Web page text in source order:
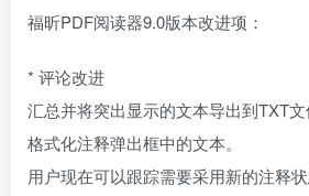
福昕PDF阅读器9.0版本改进项：
* 评论改进
汇总并将突出显示的文本导出到TXT文
格式化注释弹出框中的文本。
用户现在可以跟踪需要采用新的注释